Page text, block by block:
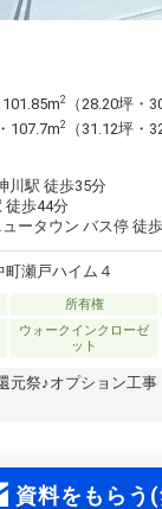
101.85m2
（28.20坪・
・107.7m2
（31.12坪・
川駅 徒歩35分
徒歩44分
ータウン バス停 徒
瀬戸ハイム４
所有権
ウォークインクローゼ
ット
元祭♪オプション工
資料をもらう